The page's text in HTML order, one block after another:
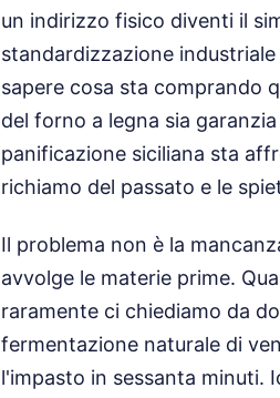
un indirizzo fisico diventi il
standardizzazione
sapere cosa sta comprando
del forno a legna sia
panificazione siciliana sta
richiamo del passato e le
Il problema non è la
avvolge le materie prime.
raramente ci chiediamo da
fermentazione naturale di
l'impasto in sessanta minuti.